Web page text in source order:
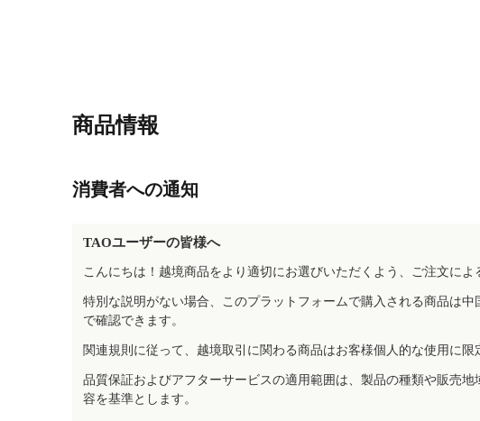
商品情報
消費者への通知
TAOユーザーの皆様へ
こんにちは！越境商品をより適切にお選びいただくよう、ご注文に
特別な説明がない場合、このプラットフォームで購入される商品は
で確認できます。
関連規則に従って、越境取引に関わる商品はお客様個人的な使用に限
品質保証およびアフターサービスの適用範囲は、製品の種類や販売
容を基準とします。